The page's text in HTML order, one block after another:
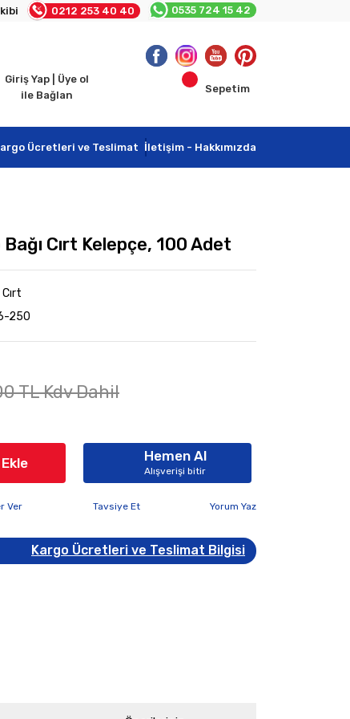
0212 253 40 40 0535 724 15 42
Giriş Yap | Üye ol
ile Bağlan
Sepetim
Ücretleri ve Teslimat İletişim - Hakkımızda
Cırt Kelepçe, 100 Adet
250
TL Kdv Dahil
Hemen Al
Alışverişi bitir
Ver Tavsiye Et Yorum Yaz
Kargo Ücretleri ve Teslimat Bilgisi